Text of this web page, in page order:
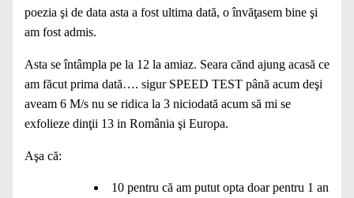
poezia şi de data asta a fost ultima dată, o învăţasem bine şi
am fost admis.
Asta se întâmpla pe la 12 la amiaz. Seara cănd ajung acasă ce
am făcut prima dată…. sigur SPEED TEST până acum deşi
aveam 6 M/s nu se ridica la 3 niciodată acum să mi se
exfolieze dinţii 13 in România şi Europa.
Aşa că:
10 pentru că am putut opta doar pentru 1 an